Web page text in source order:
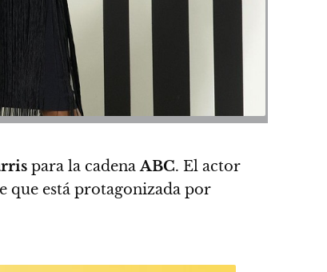
para la cadenaABC. El actor
que está protagonizada por